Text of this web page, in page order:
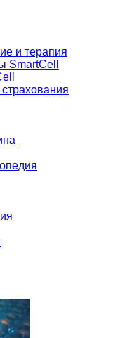
и терапия
SmartCell